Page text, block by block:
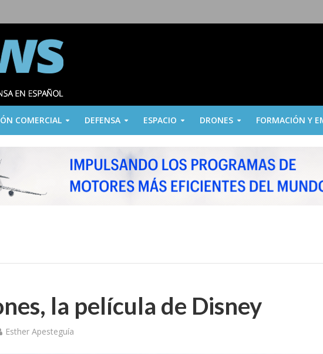
COMERCIAL DEFENSA ESPACIO DRONES FORMACIÓN Y
la película de Disney
Esther Apesteguía